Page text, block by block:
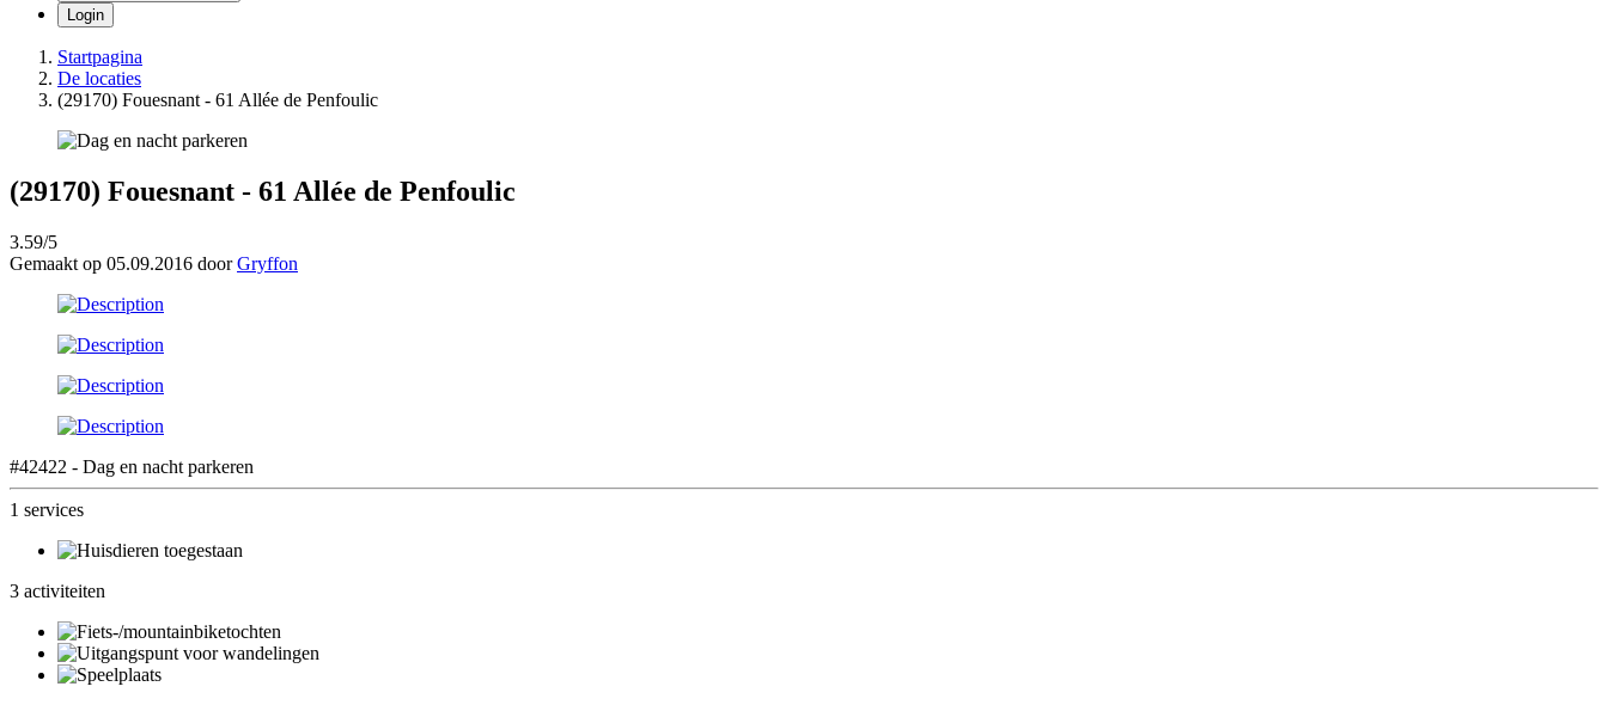
Login
Startpagina
De locaties
(29170) Fouesnant - 61 Allée de Penfoulic
(29170) Fouesnant - 61 Allée de Penfoulic
3.59/5
Gemaakt op 05.09.2016 doorGryffon
#42422 - Dag en nacht parkeren
1 services
3 activiteiten